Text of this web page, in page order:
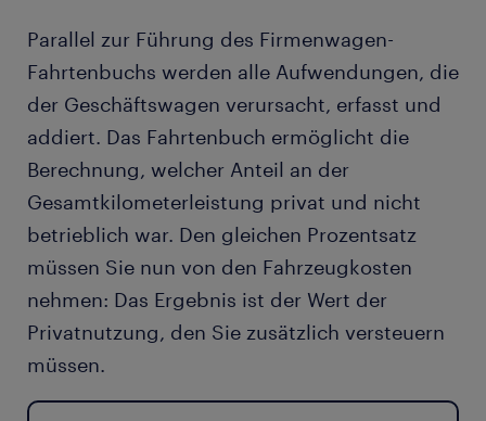
Parallel zur Führung des Firmenwagen-
Fahrtenbuchs werden alle Aufwendungen, die
der Geschäftswagen verursacht, erfasst und
addiert. Das Fahrtenbuch ermöglicht die
Berechnung, welcher Anteil an der
Gesamtkilometerleistung privat und nicht
betrieblich war. Den gleichen Prozentsatz
müssen Sie nun von den Fahrzeugkosten
nehmen: Das Ergebnis ist der Wert der
Privatnutzung, den Sie zusätzlich versteuern
müssen.